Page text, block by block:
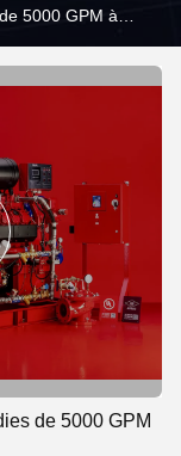
5000 GPM à
de 5000 GPM